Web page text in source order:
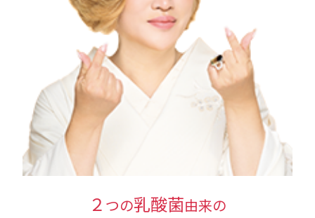
２ つの乳酸菌由来の